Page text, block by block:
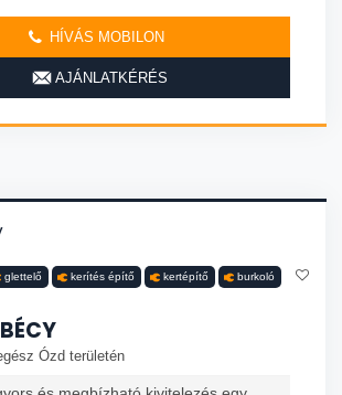
HÍVÁS MOBILON
AJÁNLATKÉRÉS
glettelő kerítés építő kertépítő burkoló
Ózd területén